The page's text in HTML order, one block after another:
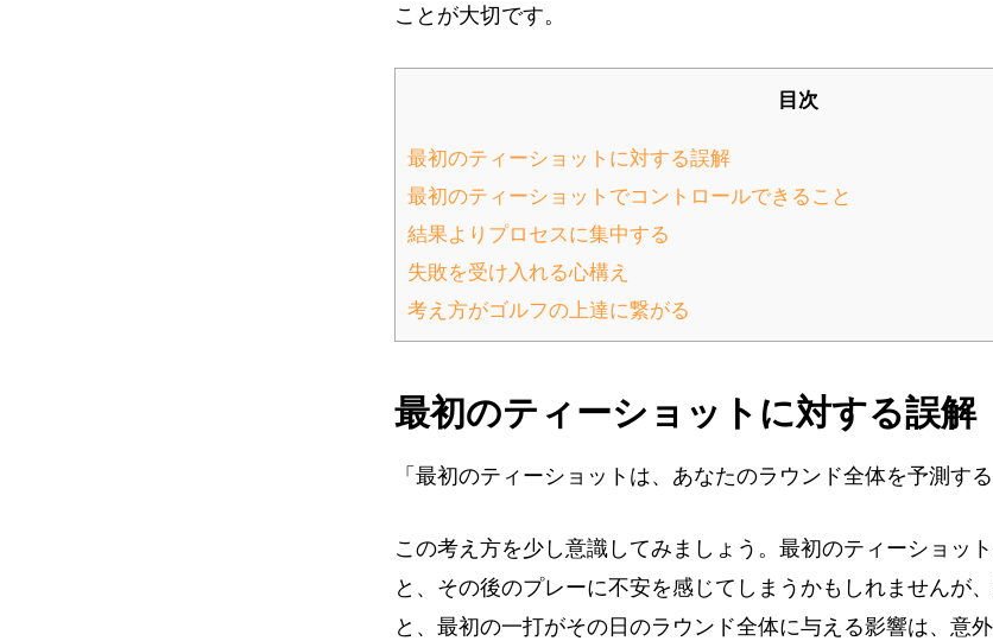
ことが大切です。
目次
最初のティーショットに対する誤解
最初のティーショットでコントロールできること
結果よりプロセスに集中する
失敗を受け入れる心構え
考え方がゴルフの上達に繋がる
最初のティーショットに対する誤解
「最初のティーショットは、あなたのラウンド全体を予測す
この考え方を少し意識してみましょう。最初のティーショッ
と、その後のプレーに不安を感じてしまうかもしれませんが
と、最初の一打がその日のラウンド全体に与える影響は、意